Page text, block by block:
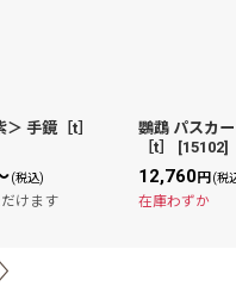
手鏡［t］
(税込)
けます
鸚鵡 パスカ
［t］
[15102]
12,760円 (税
在庫わずか